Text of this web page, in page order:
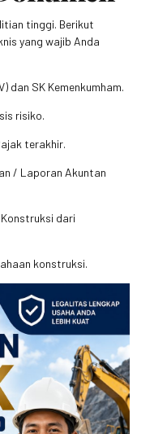
tinggi. Berikut
yang wajib Anda
dan SK Kemenkumham.
risiko.
terakhir.
/ Laporan Akuntan
dari
konstruksi.